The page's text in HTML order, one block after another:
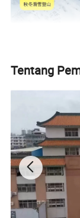
Tentang